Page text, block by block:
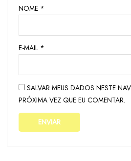
NOME *
E-MAIL *
SALVAR MEUS DADOS NESTE
PRÓXIMA VEZ QUE EU COMENTAR.